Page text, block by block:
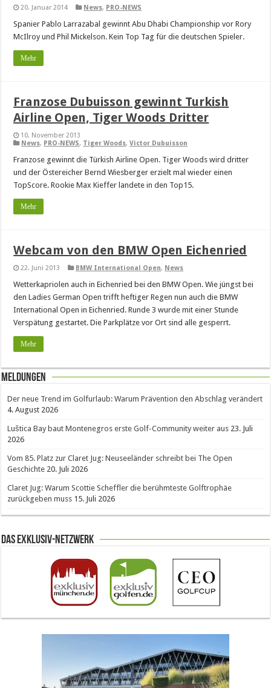
20. Januar 2014 News, PRO-NEWS
Spanier Pablo Larrazabal gewinnt Abu Dhabi Championship vor Rory
McIlroy und Phil Mickelson. Kein Top Tag für die deutschen Spieler.
Mehr
Franzose Dubuisson gewinnt Turkish
Airline Open, Tiger Woods Dritter
10. November 2013
News, PRO-NEWS, Tiger Woods,Victor Dubuisson
Franzose gewinnt die Türkish Airline Open. Tiger Woods wird dritter
und der Östereicher Bernd Wiesberger erzielt mal wieder einen
TopScore. Rookie Max Kieffer landete in den Top15.
Mehr
Webcam von den BMW Open Eichenried
22. Juni 2013 BMW International Open, News
Wetterkapriolen auch in Eichenried bei den BMW Open. Wie jüngst bei
den Ladies German Open trifft heftiger Regen nun auch die BMW
International Open in Eichenried. Runde 3 wurde mit einer Stunde
Verspätung gestartet. Die Parkplätze vor Ort sind alle gesperrt.
Mehr
Meldungen
Der neue Trend im Golfurlaub: Warum Prävention den Abschlag verändert
4. August 2026
Luštica Bay baut Montenegros erste Golf-Community weiter aus 23. Juli
2026
Vom 85. Platz zur Claret Jug: Neuseeländer schreibt bei The Open
Geschichte 20. Juli 2026
Claret Jug: Warum Scottie Scheffler die berühmteste Golftrophäe
zurückgeben muss 15. Juli 2026
Das Exklusiv-Netzwerk